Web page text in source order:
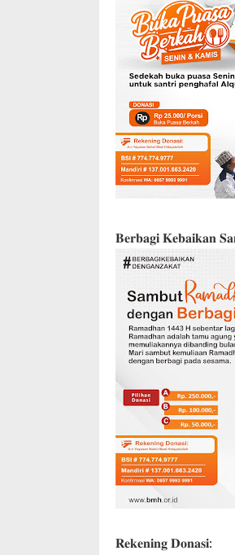
𝐁𝐞𝐫𝐛𝐚𝐠𝐢 𝐊𝐞𝐛𝐚𝐢𝐤𝐚𝐧
𝐑𝐞𝐤𝐞𝐧𝐢𝐧𝐠 𝐃𝐨𝐧𝐚𝐬𝐢: